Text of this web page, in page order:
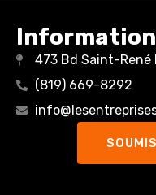
Information
473 Bd Saint-René
(819) 669-8292